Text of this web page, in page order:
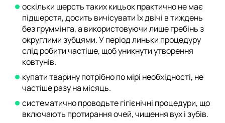
оскільки шерсть таких кицьок практично не має
підшерстя, досить вичісувати їх двічі в тиждень
без груммінга, а використовуючи лише гребінь з
округлими зубцями. У період линьки процедуру
слід робити частіше, щоб уникнути утворення
ковтунів.
купати тварину потрібно по мірі необхідності, не
частіше разу на місяць.
систематично проводьте гігієнічні процедури, що
включають протирання очей, чищення вух і зубів.